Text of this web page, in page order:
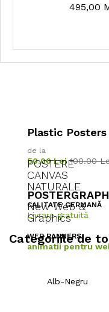
495,00
Plastic Posters
de la
50.00 Lei 100.00
POSTERE
CANVAS
NATURALE
CALITATE GERMANĂ
Livrare gratuită
New Web &
Graphics
WEB BANNERS
animatii pentru
Categoriile de
Alb-Negru